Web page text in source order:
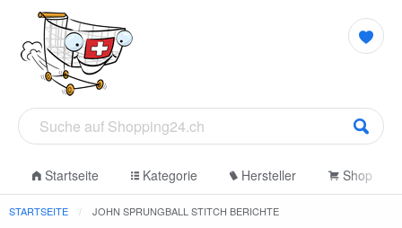
Startseite Kategorie Hersteller Shop
STARTSEITE JOHN SPRUNGBALL STITCH BERICHTE